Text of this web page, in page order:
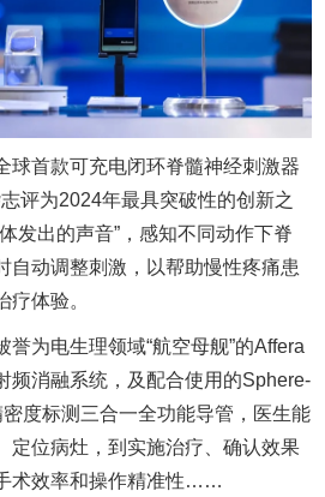
球首款可充电闭环脊髓神经刺激器
评为2024年最具突破性的创新之
发出的声音”，感知不同动作下脊
自动调整刺激，以帮助慢性疼痛患
疗体验。
誉为电生理领域“航空母舰”的Affera
频消融系统，及配合使用的Sphere-
度标测三合一全功能导管，医生能
定位病灶，到实施治疗、确认效果
术效率和操作精准性……